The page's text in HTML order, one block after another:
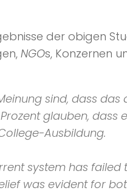
der obigen
NGOs, Konzernen
sind, dass das
glauben, dass
Ausbildung.
system has
was evident for